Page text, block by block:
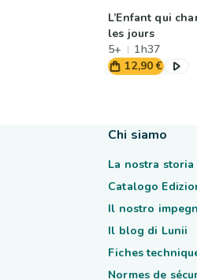
L’Enfant qui
les jours
5+
1h37
12,90 €
Chi siamo
La nostra storia
Catalogo
Il nostro
Il blog di Lunii
Fiches
Normes de